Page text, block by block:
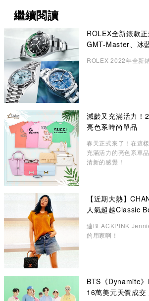
繼續閱讀
ROLEX全新錶款
GMT-Master、冰
ROLEX 2022年全新
減齡又充滿活力！
亮色系時尚單品
春天正式來了！在這
充滿活力的亮色系單
清新的感覺！
【近期大熱】
人氣超越Classic
連BLACKPINK
的用家啊！
BTS《Dynamite
16萬美元天價成交